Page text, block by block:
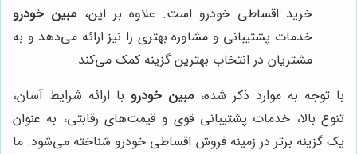
خرید اقساطی خودرو است. علاوه بر این، مبین خودرو
خدمات پشتیبانی و مشاوره بهتری را نیز ارائه می‌دهد و به
مشتریان در انتخاب بهترین گزینه کمک می‌کند.
با توجه به موارد ذکر شده، مبین خودرو با ارائه شرایط آسان،
تنوع بالا، خدمات پشتیبانی قوی و قیمت‌های رقابتی، به عنوان
یک گزینه برتر در زمینه فروش اقساطی خودرو شناخته می‌شود. ما